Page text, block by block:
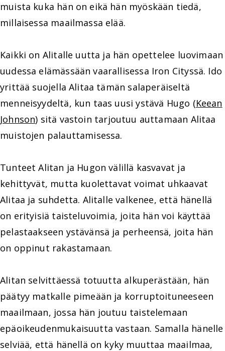
muista kuka hän on eikä hän myöskään tiedä,
millaisessa maailmassa elää.
Kaikki on Alitalle uutta ja hän opettelee luovimaan
uudessa elämässään vaarallisessa Iron Cityssä. Ido
yrittää suojella Alitaa tämän salaperäiseltä
menneisyydeltä, kun taas uusi ystävä Hugo (Keean
Johnson) sitä vastoin tarjoutuu auttamaan Alitaa
muistojen palauttamisessa.
Tunteet Alitan ja Hugon välillä kasvavat ja
kehittyvät, mutta kuolettavat voimat uhkaavat
Alitaa ja suhdetta. Alitalle valkenee, että hänellä
on erityisiä taisteluvoimia, joita hän voi käyttää
pelastaakseen ystävänsä ja perheensä, joita hän
on oppinut rakastamaan.
Alitan selvittäessä totuutta alkuperästään, hän
päätyy matkalle pimeään ja korruptoituneeseen
maailmaan, jossa hän joutuu taistelemaan
epäoikeudenmukaisuutta vastaan. Samalla hänelle
selviää, että hänellä on kyky muuttaa maailmaa,